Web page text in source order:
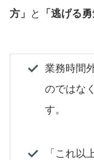
方」
と 「逃げる勇
業務時間
のではな
す。
「これ以